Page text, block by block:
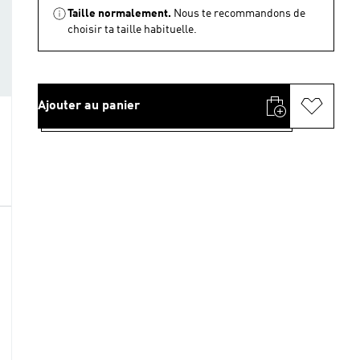
Taille normalement. Nous te recommandons de
choisir ta taille habituelle.
Ajouter au panier